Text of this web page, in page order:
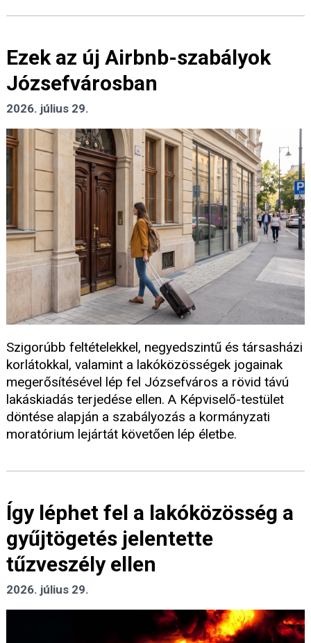
Ezek az új Airbnb-szabályok
Józsefvárosban
2026. július 29.
Szigorúbb feltételekkel, negyedszintű és társasházi
korlátokkal, valamint a lakóközösségek jogainak
megerősítésével lép fel Józsefváros a rövid távú
lakáskiadás terjedése ellen. A Képviselő-testület
döntése alapján a szabályozás a kormányzati
moratórium lejártát követően lép életbe.
Így léphet fel a lakóközösség a
gyűjtögetés jelentette
tűzveszély ellen
2026. július 29.